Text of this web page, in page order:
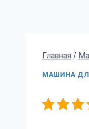
Главная /
МАШИНА